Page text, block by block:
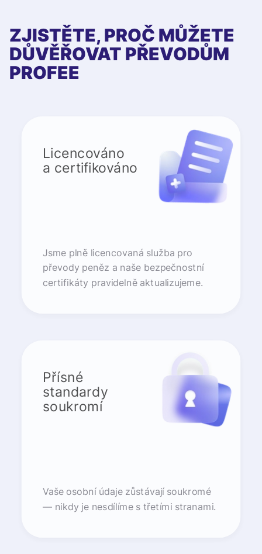
ZJISTĚTE, PROČ MŮŽETE
DŮVĚŘOVAT PŘEVODŮM
PROFEE
Licencováno
a certifikováno
Jsme plně licencovaná služba pro
převody peněz a naše bezpečnostní
certifikáty pravidelně aktualizujeme.
Přísné
standardy
soukromí
Vaše osobní údaje zůstávají soukromé
— nikdy je nesdílíme s třetími stranami.